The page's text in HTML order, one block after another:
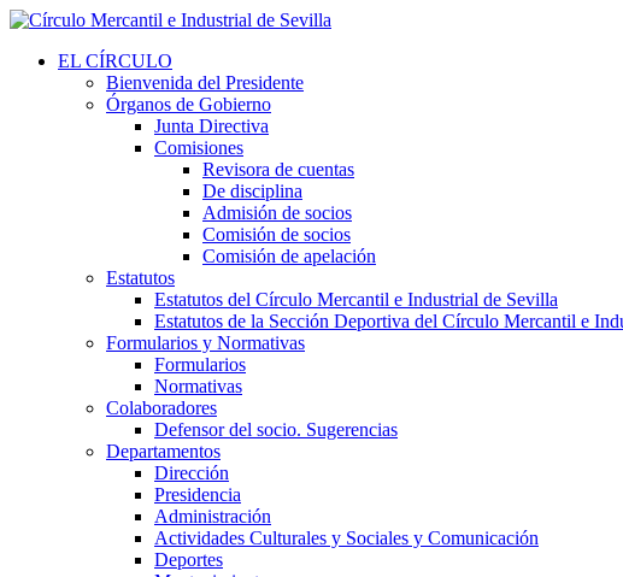
EL CÍRCULO
Bienvenida del Presidente
Órganos de Gobierno
Junta Directiva
Comisiones
Revisora de cuentas
De disciplina
Admisión de socios
Comisión de socios
Comisión de apelación
Estatutos
Estatutos del Círculo Mercantil e Industrial de Sevilla
Estatutos de la Sección Deportiva del Círculo Mercantil e
Formularios y Normativas
Formularios
Normativas
Colaboradores
Defensor del socio. Sugerencias
Departamentos
Dirección
Presidencia
Administración
Actividades Culturales y Sociales y Comunicación
Deportes